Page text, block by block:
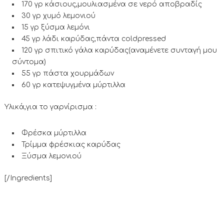
170 γρ κάσιους,μουλιασμένα σε νερό αποβραδίς
30 γρ χυμό λεμονιού
15 γρ ξύσμα λεμόνι
45 γρ λάδι καρύδας,πάντα coldpressed
120 γρ σπιτικό γάλα καρύδας(αναμένετε συνταγή μου
σύντομα)
55 γρ πάστα χουρμάδων
60 γρ κατεψυγμένα μύρτιλλα
Υλικά,για το γαρνίρισμα :
Φρέσκα μύρτιλλα
Τρίμμα φρέσκιας καρύδας
Ξύσμα λεμονιού
[/Ingredients]